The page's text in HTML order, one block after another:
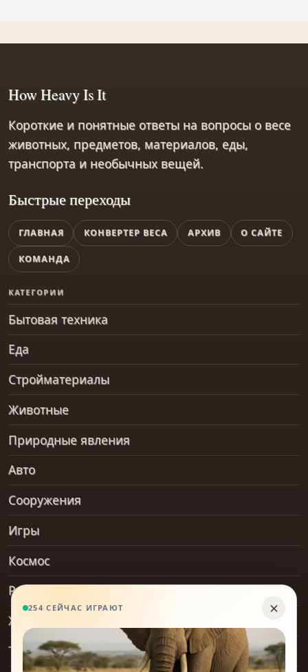
Быстрые переходы
ГЛАВНАЯ КОНВЕРТЕР ВЕСА АРХИВ О САЙТЕ
КОМАНДА
КАТЕГОРИИ
Бытовая техника
Еда
Стройматериалы
Животные
Природные явления
Авто
Сооружения
Игры
Космос
Рельеф и геология
Хобби
Транспорт
How Heavy Is It
Короткие и понятные ответы на вопросы о весе
животных, предметов, материалов, еды,
транспорта и необычных вещей.